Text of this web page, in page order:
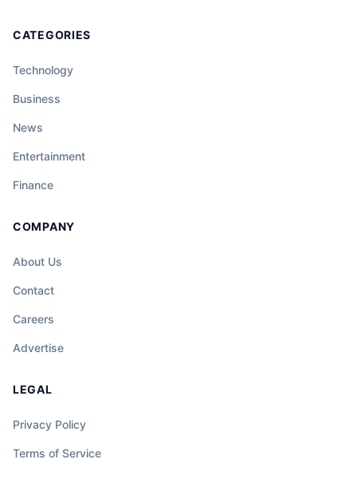
CATEGORIES
Technology
Business
News
Entertainment
Finance
COMPANY
About Us
Contact
Careers
Advertise
LEGAL
Privacy Policy
Terms of Service